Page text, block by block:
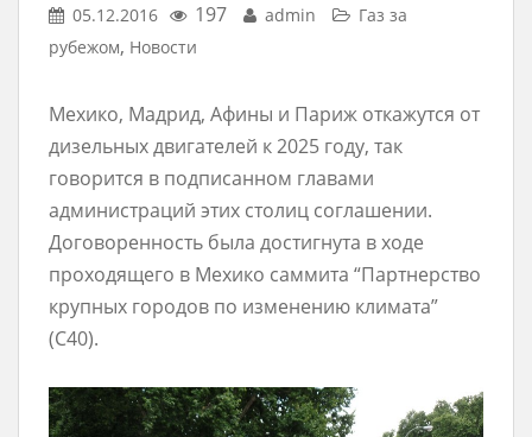
05.12.2016 197 admin
Газ за
рубежом, Новости
Мехико, Мадрид, Афины и Париж откажутся от
дизельных двигателей к 2025 году, так
говорится в подписанном главами
администраций этих столиц соглашении.
Договоренность была достигнута в ходе
проходящего в Мехико саммита “Партнерство
крупных городов по изменению климата”
(С40).